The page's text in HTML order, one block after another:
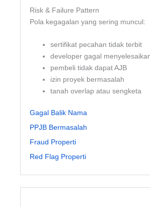
Risk & Failure Pattern
Pola kegagalan yang sering muncul:
sertifikat pecahan tidak terbit
developer gagal
pembeli tidak dapat AJB
izin proyek bermasalah
tanah overlap atau sengketa
Gagal Balik Nama
PPJB Bermasalah
Fraud Properti
Red Flag Properti